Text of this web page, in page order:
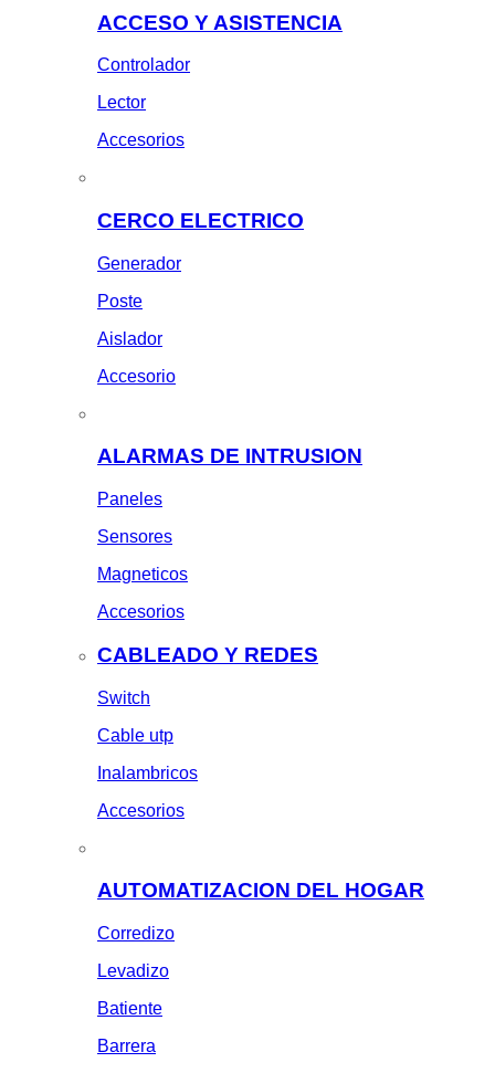
ACCESO Y ASISTENCIA
Controlador
Lector
Accesorios
CERCO ELECTRICO
Generador
Poste
Aislador
Accesorio
ALARMAS DE INTRUSION
Paneles
Sensores
Magneticos
Accesorios
CABLEADO Y REDES
Switch
Cable utp
Inalambricos
Accesorios
AUTOMATIZACION DEL HOGAR
Corredizo
Levadizo
Batiente
Barrera